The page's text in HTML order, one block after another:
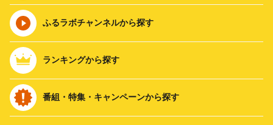
ふるラボチャンネルから探す
ランキングから探す
番組・特集・キャンペーンから探す